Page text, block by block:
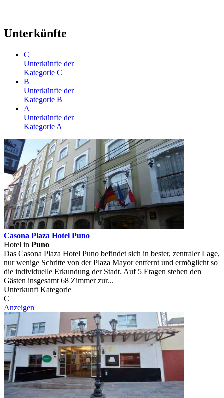
Unterkünfte
C
Unterkünfte der
Kategorie C
B
Unterkünfte der
Kategorie B
A
Unterkünfte der
Kategorie A
Casona Plaza Hotel Puno
Hotel in Puno
Das Casona Plaza Hotel Puno befindet sich in bester, zentraler Lage,
nur wenige Schritte von der Plaza Mayor entfernt und ermöglicht so
die individuelle Erkundung der Stadt. Auf 5 Etagen stehen den
Gästen insgesamt 68 Zimmer zur...
Unterkunft Kategorie
C
Anzeigen